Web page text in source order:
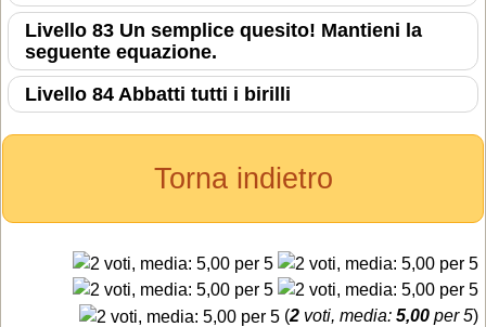
Livello 83 Un semplice quesito! Mantieni la
seguente equazione.
Livello 84 Abbatti tutti i birilli
Torna indietro
(2 voti, media: 5,00 per 5)